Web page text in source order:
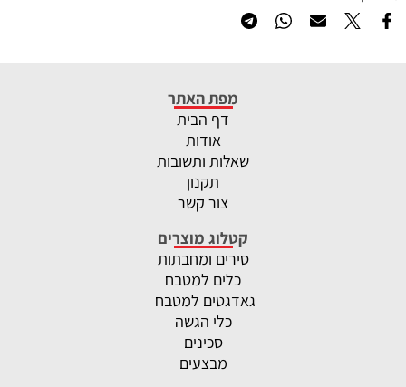
מפת האתר
דף הבית
אודות
שאלות ותשובות
תקנון
צור קשר
קטלוג מוצרים
סירים ומחבתות
כלים למטבח
גאדגטים למטבח
כלי הגשה
סכינים
מבצעים